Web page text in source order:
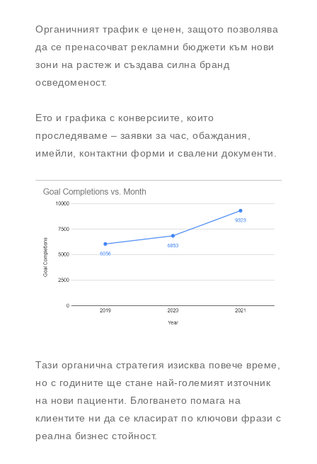
Органичният трафик е ценен, защото позволява
да се пренасочват рекламни бюджети към нови
зони на растеж и създава силна бранд
осведоменост.
Ето и графика с конверсиите, които
проследяваме – заявки за час, обаждания,
имейли, контактни форми и свалени документи.
Тази органична стратегия изисква повече време,
но с годините ще стане най-големият източник
на нови пациенти. Блогването помага на
клиентите ни да се класират по ключови фрази с
реална бизнес стойност.